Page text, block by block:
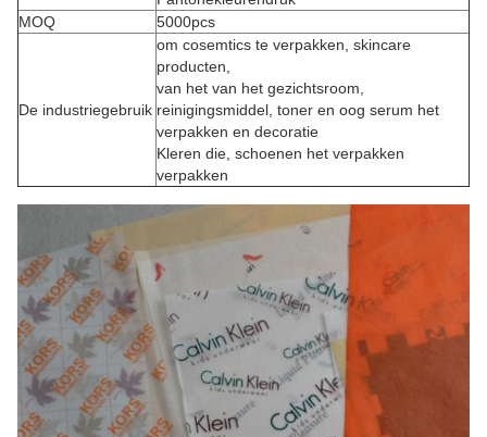
MOQ
5000pcs
De industriegebruik
om cosemtics te verpakken, skincare
producten,
van het van het gezichtsroom,
reinigingsmiddel, toner en oog serum het
verpakken en decoratie
Kleren die, schoenen het verpakken
verpakken